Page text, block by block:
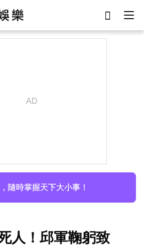
隨時掌握天下大小事！
人！邱軍鞠躬致